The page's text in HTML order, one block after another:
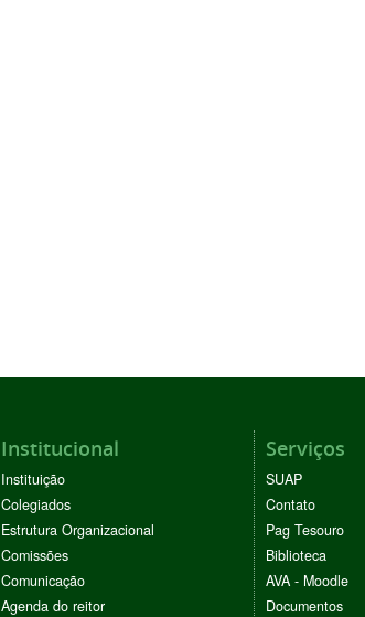
Institucional
Instituição
Colegiados
Estrutura Organizacional
Comissões
Comunicação
Agenda do reitor
Serviços
SUAP
Contato
Pag Tesouro
Biblioteca
AVA - Moodle
Documentos